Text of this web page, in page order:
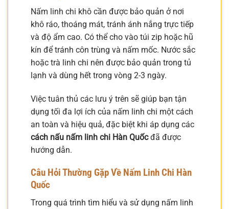
Nấm linh chi khô cần được bảo quản ở nơi
khô ráo, thoáng mát, tránh ánh nắng trực tiếp
và độ ẩm cao. Có thể cho vào túi zip hoặc hũ
kín để tránh côn trùng và nấm mốc. Nước sắc
hoặc trà linh chi nên được bảo quản trong tủ
lạnh và dùng hết trong vòng 2-3 ngày.
Việc tuân thủ các lưu ý trên sẽ giúp bạn tận
dụng tối đa lợi ích của nấm linh chi một cách
an toàn và hiệu quả, đặc biệt khi áp dụng các
cách nấu nấm linh chi Hàn Quốcđã được
hướng dẫn.
Câu Hỏi Thường Gặp Về Nấm Linh Chi Hàn
Quốc
Trong quá trình tìm hiểu và sử dụng nấm linh